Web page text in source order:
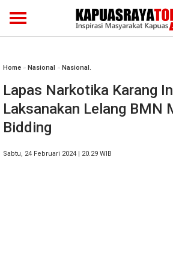
Home » Nasional » Nasional.
Lapas Narkotika Karang
Laksanakan Lelang BMN
Bidding
Sabtu, 24 Februari 2024 | 20.29 WIB